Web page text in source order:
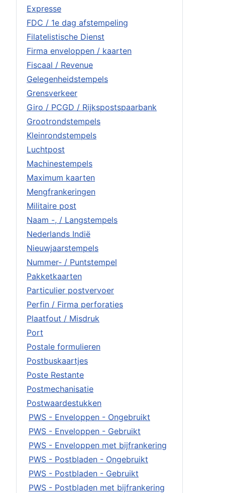
Expresse
FDC / 1e dag afstempeling
Filatelistische Dienst
Firma enveloppen / kaarten
Fiscaal / Revenue
Gelegenheidstempels
Grensverkeer
Giro / PCGD / Rijkspostspaarbank
Grootrondstempels
Kleinrondstempels
Luchtpost
Machinestempels
Maximum kaarten
Mengfrankeringen
Militaire post
Naam -, / Langstempels
Nederlands Indië
Nieuwjaarstempels
Nummer- / Puntstempel
Pakketkaarten
Particulier postvervoer
Perfin / Firma perforaties
Plaatfout / Misdruk
Port
Postale formulieren
Postbuskaartjes
Poste Restante
Postmechanisatie
Postwaardestukken
PWS - Enveloppen - Ongebruikt
PWS - Enveloppen - Gebruikt
PWS - Enveloppen met bijfrankering
PWS - Postbladen - Ongebruikt
PWS - Postbladen - Gebruikt
PWS - Postbladen met bijfrankering